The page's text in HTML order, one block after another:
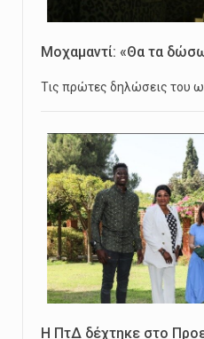
Μοχαμαντί: «Θα τα
Τις πρώτες δηλώσεις του
Η ΠτΔ δέχτηκε στο